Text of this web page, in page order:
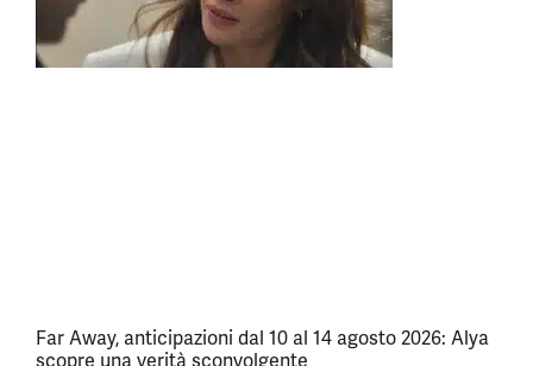
Far Away, anticipazioni dal 10 al 14 agosto 2026: Alya
scopre una verità sconvolgente